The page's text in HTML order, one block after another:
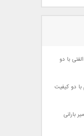
با دو
با دو کیفیت
بارانی